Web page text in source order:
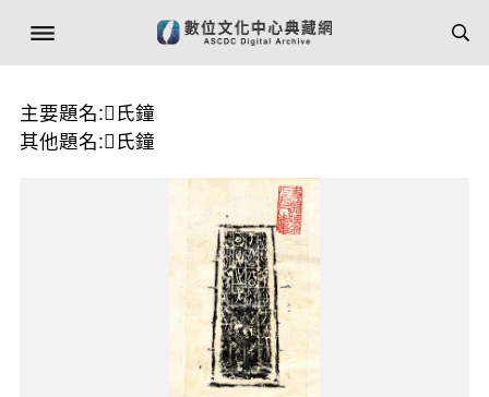
主要題名:𠫑氏鐘
其他題名:𠫑氏鐘